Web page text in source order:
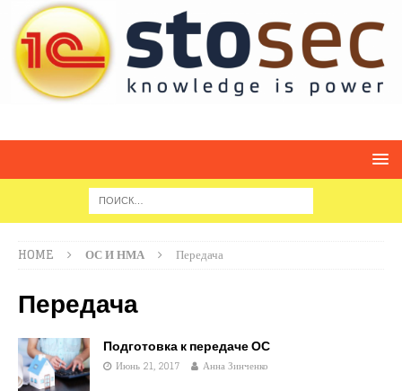
HOME ОС И НМА Передача
Передача
Подготовка к передаче ОС
Июнь 21, 2017 Анна Зинченко